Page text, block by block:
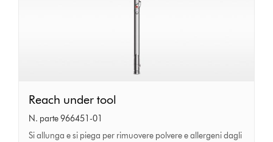
Reach
under
tool
Reach under tool
N. parte 966451-01
Si allunga e si piega per rimuovere polvere e allergeni dagli